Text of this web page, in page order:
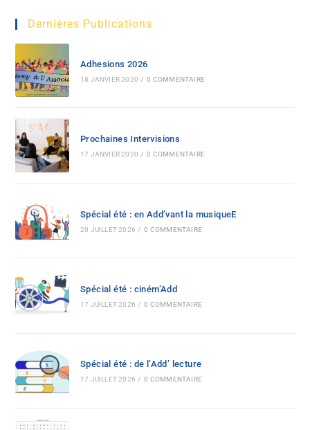
Dernières Publications
Adhesions 2026
18 JANVIER 2020 / 0 COMMENTAIRE
Prochaines Intervisions
17 JANVIER 2020 / 0 COMMENTAIRE
Spécial été : en Add’vant la musiqueE
20 JUILLET 2026 / 0 COMMENTAIRE
Spécial été : ciném’Add
17 JUILLET 2026 / 0 COMMENTAIRE
Spécial été : de l’Add’ lecture
17 JUILLET 2026 / 0 COMMENTAIRE